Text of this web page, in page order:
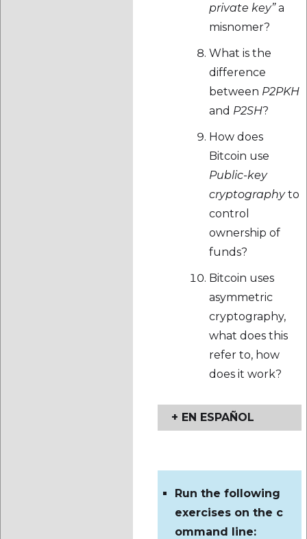
private key”a
misnomer?
What is the
difference
between P2PKH
and P2SH?
How does
Bitcoin use
Public-key
cryptographyto
control
ownership of
funds?
Bitcoin uses
asymmetric
cryptography,
what does this
refer to, how
does it work?
+ EN ESPAÑOL
Run the following
exercises on the c
ommand line: